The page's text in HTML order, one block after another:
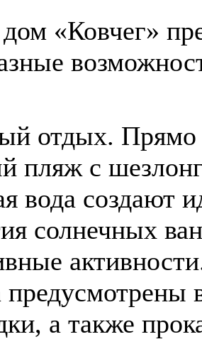
«Ковчег»
отдых. Прямо
пляж с
вода создают
солнечных
предусмотрены
а также